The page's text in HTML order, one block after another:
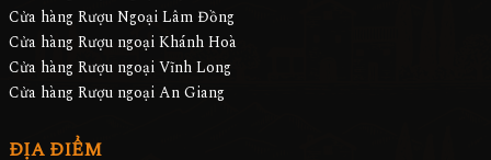
Cửa hàng Rượu Ngoại Tây Ninh
Cửa hàng Rượu Ngoại Lâm Đồng
Cửa hàng Rượu ngoại Khánh Hoà
Cửa hàng Rượu ngoại Vĩnh Long